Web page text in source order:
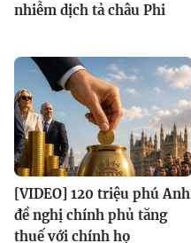
nhiễm dịch tả châu Phi
[VIDEO] 120 triệu phú Anh
đề nghị chính phủ tăng
thuế với chính họ